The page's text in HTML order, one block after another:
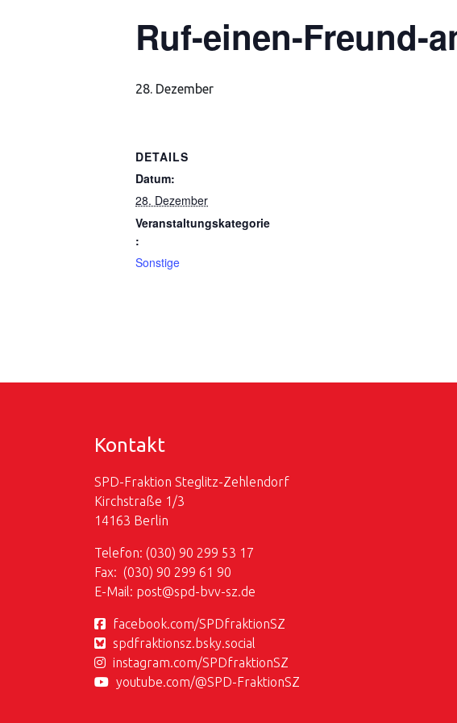
Ruf-einen-Freund-
28. Dezember
DETAILS
Datum:
28. Dezember
Veranstaltungskategorie
:
Sonstige
Kontakt
SPD-Fraktion Steglitz-Zehlendorf
Kirchstraße 1/3
14163 Berlin
Telefon: (030) 90 299 53 17
Fax: (030) 90 299 61 90
E-Mail: post@spd-bvv-sz.de
facebook.com/SPDfraktionSZ
spdfraktionsz.bsky.social
instagram.com/SPDfraktionSZ
youtube.com/@SPD-FraktionSZ